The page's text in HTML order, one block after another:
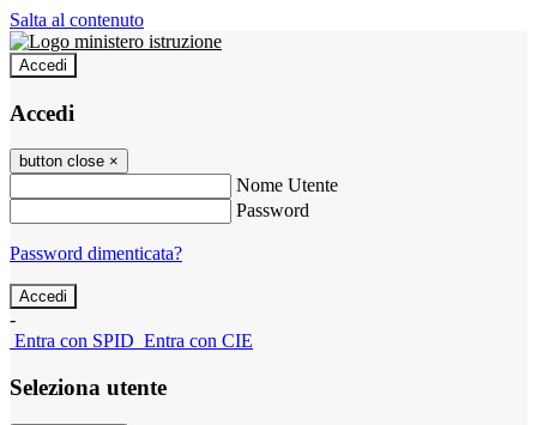
Salta al contenuto
Accedi
Accedi
button close ×
Nome Utente
Password
Password dimenticata?
-
Entra con SPID Entra con CIE
Seleziona utente